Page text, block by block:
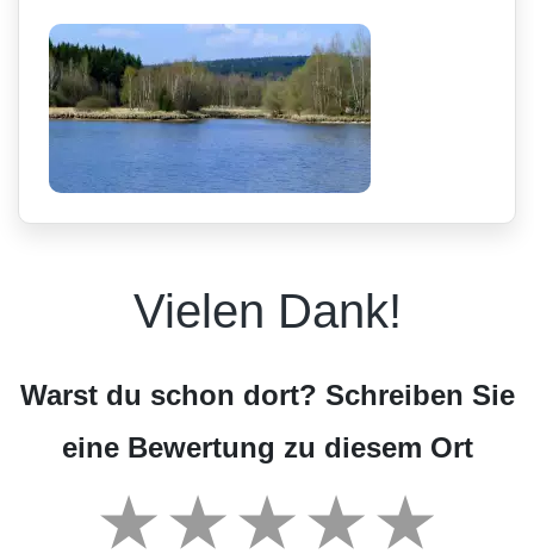
Vielen Dank!
Warst du schon dort? Schreiben Sie
eine Bewertung zu diesem Ort